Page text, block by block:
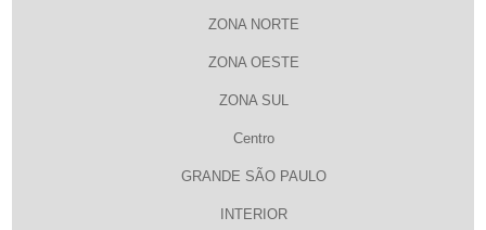
ZONA NORTE
ZONA OESTE
ZONA SUL
Centro
GRANDE SÃO PAULO
INTERIOR